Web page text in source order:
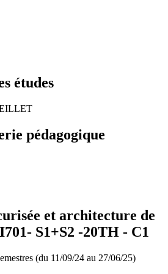
études
pédagogique
et architecture de
S1+S2 -20TH - C1
(du 11/09/24 au 27/06/25)